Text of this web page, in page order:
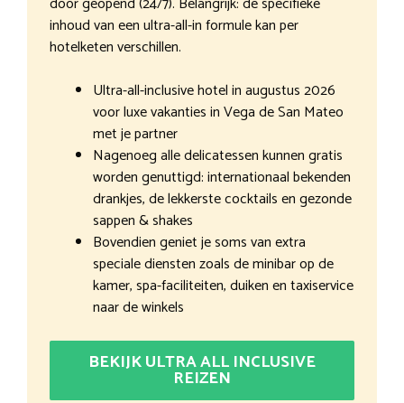
inhoud van een ultra-all-in formule kan per
hotelketen verschillen.
Ultra-all-inclusive hotel in augustus 2026
voor luxe vakanties in Vega de San Mateo
met je partner
Nagenoeg alle delicatessen kunnen gratis
worden genuttigd: internationaal bekenden
drankjes, de lekkerste cocktails en gezonde
sappen & shakes
Bovendien geniet je soms van extra
speciale diensten zoals de minibar op de
kamer, spa-faciliteiten, duiken en taxiservice
naar de winkels
BEKIJK ULTRA ALL INCLUSIVE
REIZEN